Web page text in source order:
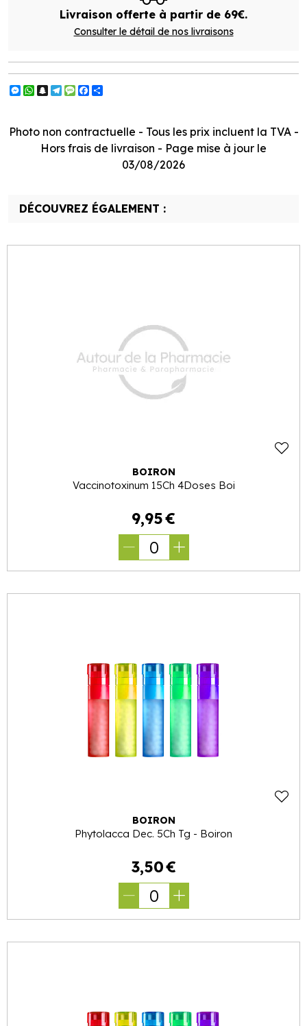
Livraison offerte à partir de 69€.
Consulter le détail de nos livraisons
Messenger
WhatsApp
Snapchat
Telegram
Message
Facebook
Photo non contractuelle - Tous les prix incluent la TVA -
Hors frais de livraison - Page mise à jour le
03/08/2026
DÉCOUVREZ ÉGALEMENT :
BOIRON
Vaccinotoxinum 15Ch 4Doses Boi
9,95€
0
BOIRON
Phytolacca Dec. 5Ch Tg - Boiron
3,50€
0